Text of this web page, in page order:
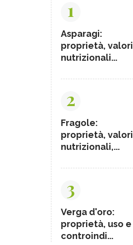
1
Asparagi:
proprietà, valori
nutrizionali...
2
Fragole:
proprietà, valori
nutrizionali,...
3
Verga d'oro:
proprietà, uso e
controindi...